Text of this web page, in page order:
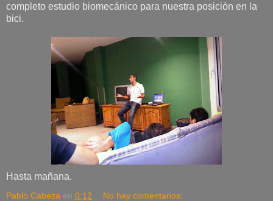
completo estudio biomecánico para nuestra posición en la
bici.
Hasta mañana.
Pablo Cabeza en 0:12 No hay comentarios: